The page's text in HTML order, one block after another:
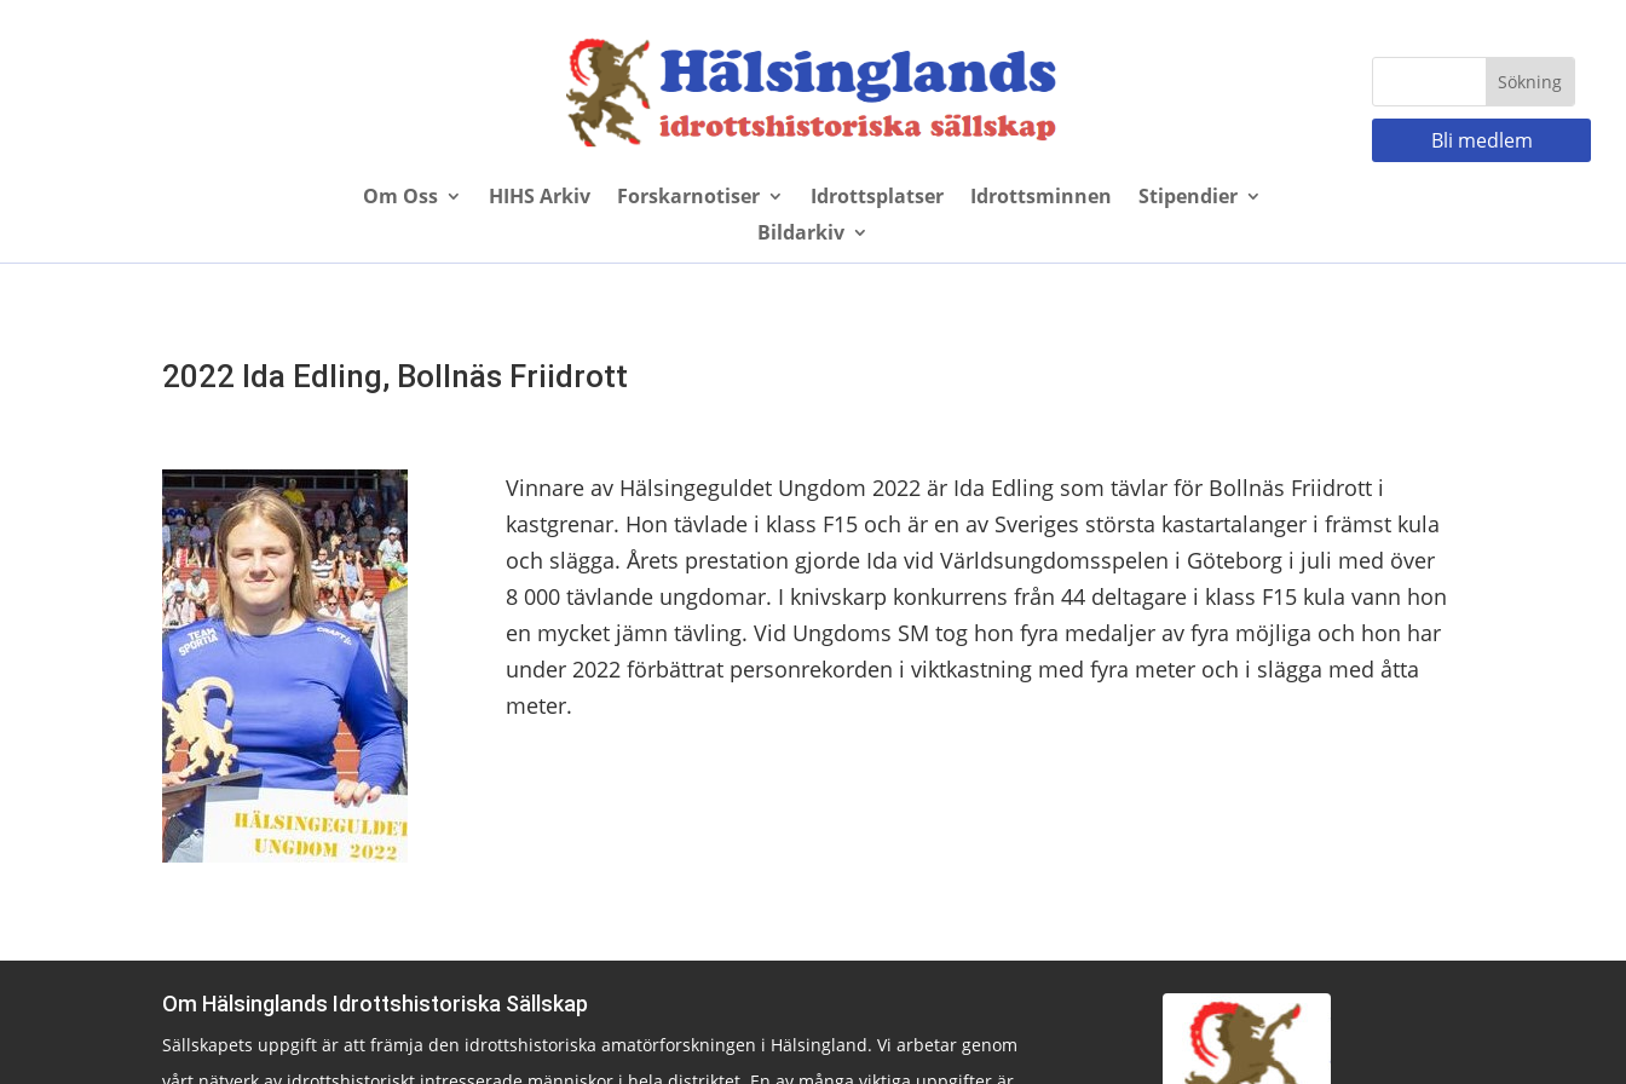
Om Oss HIHS Arkiv Forskarnotiser Idrottsplatser Idrottsminnen
Stipendier
Bildarkiv
Bli medlem
2022 Ida Edling, Bollnäs Friidrott
Vinnare av Hälsingeguldet Ungdom 2022 är Ida Edling som tävlar för Bollnäs Friidrott i
kastgrenar. Hon tävlade i klass F15 och är en av Sveriges största kastartalanger i främst kula
och slägga. Årets prestation gjorde Ida vid Världsungdomsspelen i Göteborg i juli med över
8 000 tävlande ungdomar. I knivskarp konkurrens från 44 deltagare i klass F15 kula vann hon
en mycket jämn tävling. Vid Ungdoms SM tog hon fyra medaljer av fyra möjliga och hon har
under 2022 förbättrat personrekorden i viktkastning med fyra meter och i slägga med åtta
meter.
Om Hälsinglands Idrottshistoriska Sällskap
Sällskapets uppgift är att främja den idrottshistoriska amatörforskningen i Hälsingland. Vi arbetar genom